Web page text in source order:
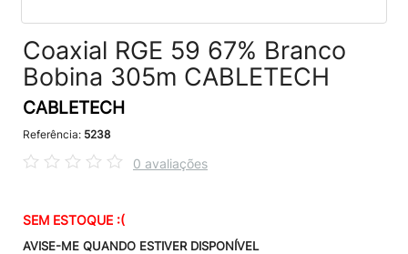
Coaxial RGE 59 67% Branco
Bobina 305m CABLETECH
CABLETECH
Referência: 5238
0 avaliações
SEM ESTOQUE :(
AVISE-ME QUANDO ESTIVER DISPONÍVEL